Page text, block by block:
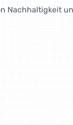
Nachhaltigkeit